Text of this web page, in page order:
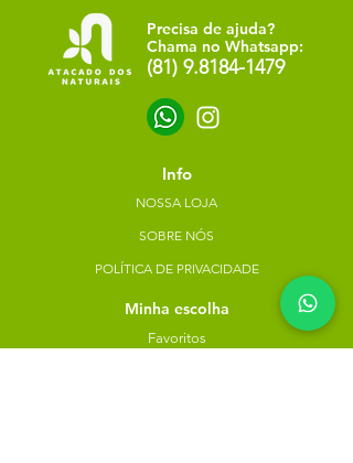
Precisa de ajuda?
Chama no Whatsapp:
(81) 9.8184-1479
Info
NOSSA LOJA
SOBRE NÓS
POLÍTICA DE PRIVACIDADE
Minha escolha
Favoritos